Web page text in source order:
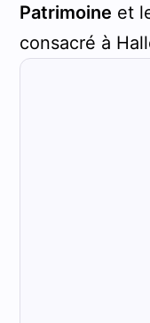
Patrimoine et
consacré à